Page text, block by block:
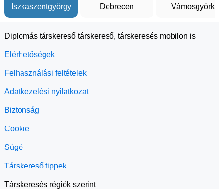
Iszkaszentgyörgy
Debrecen
Vámosgyörk
Diplomás társkereső társkereső, társkeresés mobilon is
Elérhetőségek
Felhasználási feltételek
Adatkezelési nyilatkozat
Biztonság
Cookie
Súgó
Társkereső tippek
Társkeresés régiók szerint